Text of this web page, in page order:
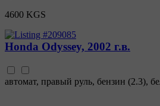
4600 KGS
Honda Odyssey, 2002 г.в.
автомат, правый руль, бензин (2.3),